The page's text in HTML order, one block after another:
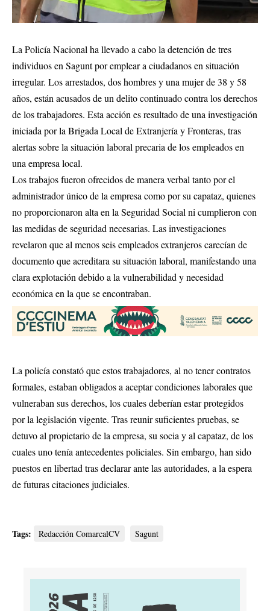
La Policía Nacional ha llevado a cabo la detención de tres
individuos en Sagunt por emplear a ciudadanos en situación
irregular. Los arrestados, dos hombres y una mujer de 38 y 58
años, están acusados de un delito continuado contra los derechos
de los trabajadores. Esta acción es resultado de una investigación
iniciada por la Brigada Local de Extranjería y Fronteras, tras
alertas sobre la situación laboral precaria de los empleados en
una empresa local.
Los trabajos fueron ofrecidos de manera verbal tanto por el
administrador único de la empresa como por su capataz, quienes
no proporcionaron alta en la Seguridad Social ni cumplieron con
las medidas de seguridad necesarias. Las investigaciones
revelaron que al menos seis empleados extranjeros carecían de
documento que acreditara su situación laboral, manifestando una
clara explotación debido a la vulnerabilidad y necesidad
económica en la que se encontraban.
La policía constató que estos trabajadores, al no tener contratos
formales, estaban obligados a aceptar condiciones laborales que
vulneraban sus derechos, los cuales deberían estar protegidos
por la legislación vigente. Tras reunir suficientes pruebas, se
detuvo al propietario de la empresa, su socia y al capataz, de los
cuales uno tenía antecedentes policiales. Sin embargo, han sido
puestos en libertad tras declarar ante las autoridades, a la espera
de futuras citaciones judiciales.
Tags: Redacción ComarcalCV Sagunt